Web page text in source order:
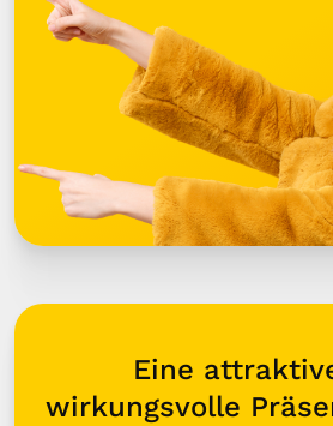
Eine
wirkungsvolle